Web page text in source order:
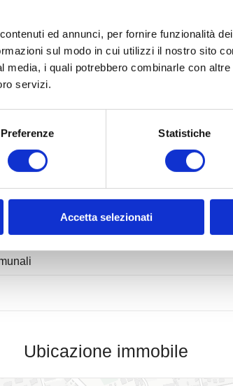
ed annunci, per fornire funzionalità
sul modo in cui utilizzi il nostro sito
media, i quali potrebbero combinarle con
servizi.
Preferenze Statistiche
Accetta selezionati
Nelle vicinanze
Servizi e infrastrutture della zona
Tennis
Ubicazione immobile